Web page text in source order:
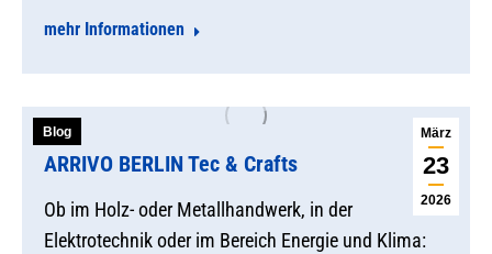
mehr Informationen
März
23
2026
Blog
ARRIVO BERLIN Tec & Crafts
Ob im Holz- oder Metallhandwerk, in der
Elektrotechnik oder im Bereich Energie und Klima: